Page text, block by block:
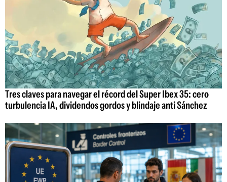
Tres claves para navegar el récord del Super Ibex 35: cero
turbulencia IA, dividendos gordos y blindaje anti Sánchez